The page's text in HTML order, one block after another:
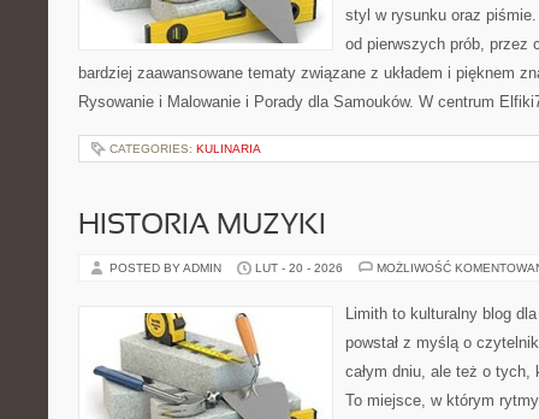
styl w rysunku oraz
od pierwszych prób, przez
bardziej zaawansowane tematy związane z układem i pięknem
Rysowanie i Malowanie i Porady dla Samouków. W centrum
CATEGORIES: KULINARIA
HISTORIA MUZYKI
POSTED BY ADMIN LUT - 20 - 2026 MOŻLIWOŚĆ
Limith to kulturalny blog
powstał z myślą o
całym dniu, ale też o
To miejsce, w którym